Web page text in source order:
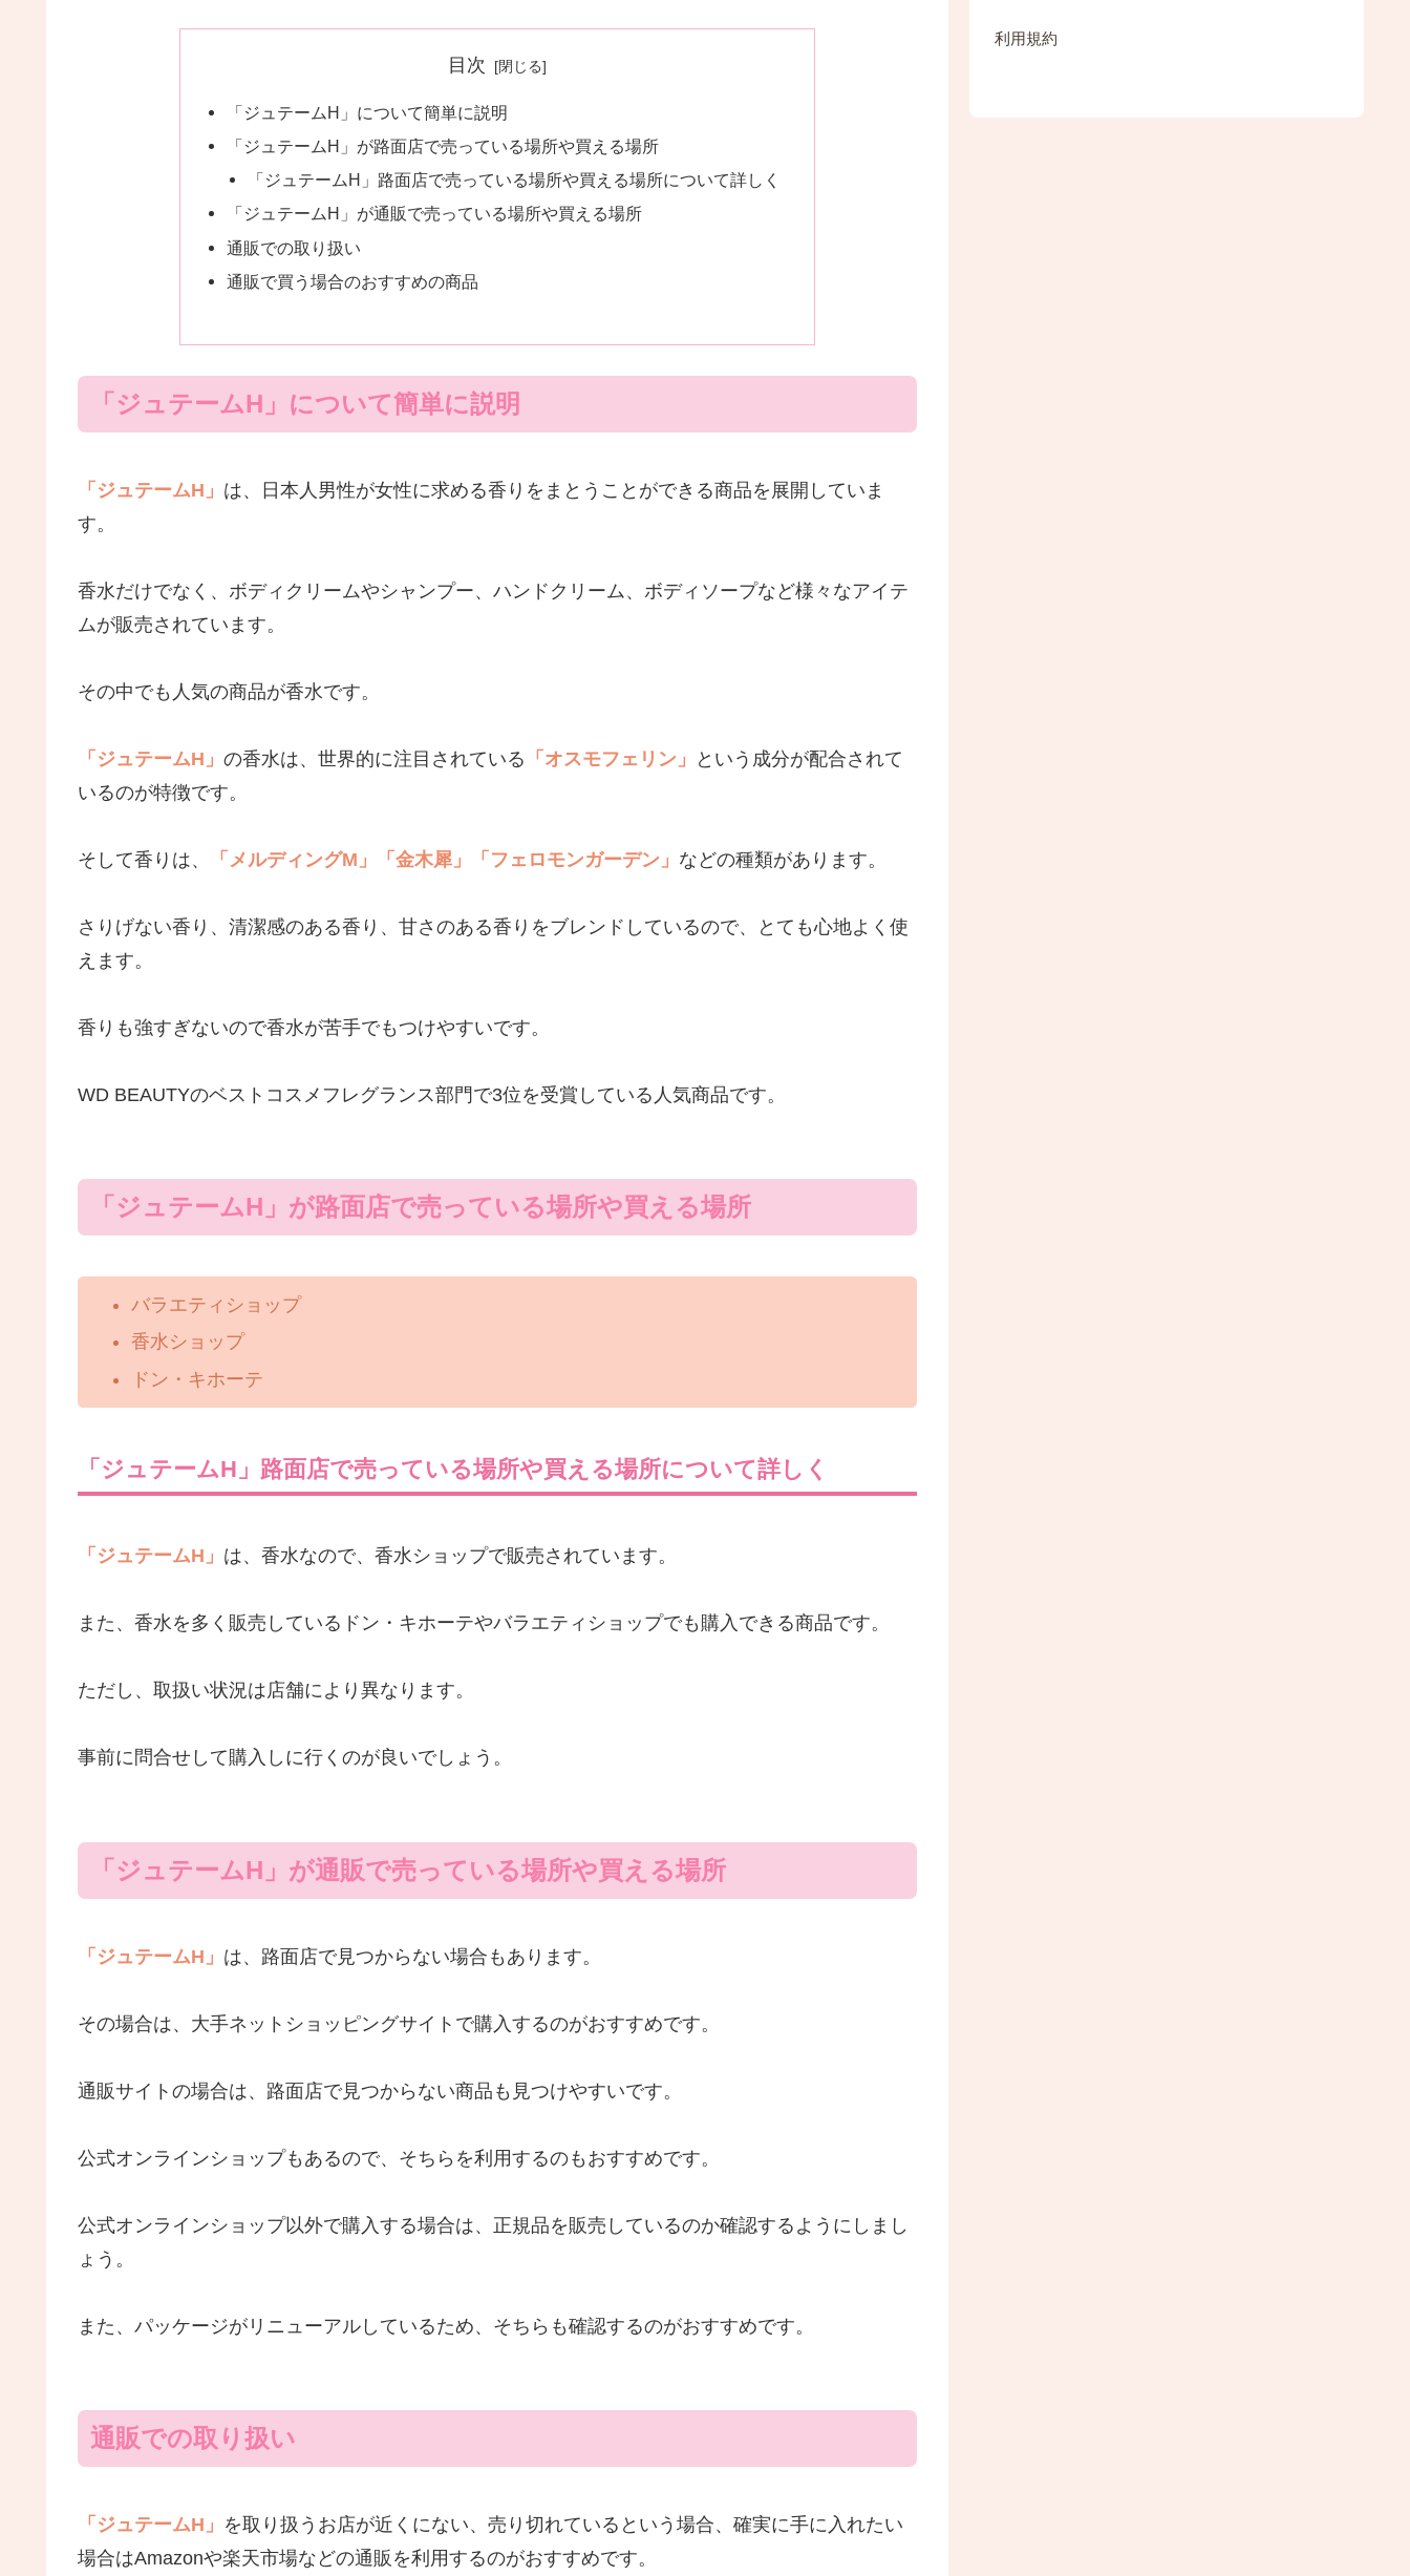
目次
「ジュテームH」について簡単に説明
「ジュテームH」が路面店で売っている場所や買える場所
「ジュテームH」路面店で売っている場所や買える場所について詳しく
「ジュテームH」が通販で売っている場所や買える場所
通販での取り扱い
通販で買う場合のおすすめの商品
「ジュテームH」について簡単に説明
「ジュテームH」 は、日本人男性が女性に求める香りをまとうことができる商品を展開していま
す。
香水だけでなく、ボディクリームやシャンプー、ハンドクリーム、ボディソープなど様々なアイテ
ムが販売されています。
その中でも人気の商品が香水です。
「ジュテームH」 の香水は、世界的に注目されている 「オスモフェリン」
という成分が配合されて
いるのが特徴です。
そして香りは、 「メルディングM」 「金木犀」 「フェロモンガーデン」 などの種類があります。
さりげない香り、清潔感のある香り、甘さのある香りをブレンドしているので、とても心地よく使
えます。
香りも強すぎないので香水が苦手でもつけやすいです。
WD BEAUTYのベストコスメフレグランス部門で3位を受賞している人気商品です。
「ジュテームH」が路面店で売っている場所や買える場所
バラエティショップ
香水ショップ
ドン・キホーテ
「ジュテームH」路面店で売っている場所や買える場所について詳しく
「ジュテームH」 は、香水なので、香水ショップで販売されています。
また、香水を多く販売しているドン・キホーテやバラエティショップでも購入できる商品です。
ただし、取扱い状況は店舗により異なります。
事前に問合せして購入しに行くのが良いでしょう。
「ジュテームH」が通販で売っている場所や買える場所
「ジュテームH」 は、路面店で見つからない場合もあります。
その場合は、大手ネットショッピングサイトで購入するのがおすすめです。
通販サイトの場合は、路面店で見つからない商品も見つけやすいです。
公式オンラインショップもあるので、そちらを利用するのもおすすめです。
公式オンラインショップ以外で購入する場合は、正規品を販売しているのか確認するようにしまし
ょう。
また、パッケージがリニューアルしているため、そちらも確認するのがおすすめです。
通販での取り扱い
「ジュテームH」 を取り扱うお店が近くにない、売り切れているという場合、確実に手に入れたい
場合はAmazonや楽天市場などの通販を利用するのがおすすめです。
利用規約